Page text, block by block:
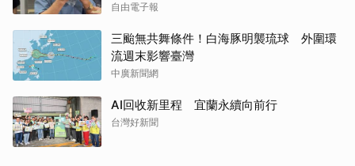
自由電子報
三颱無共舞條件！白海豚明襲琉球 外圍環
流週末影響臺灣
中廣新聞網
AI回收新里程 宜蘭永續向前行
台灣好新聞